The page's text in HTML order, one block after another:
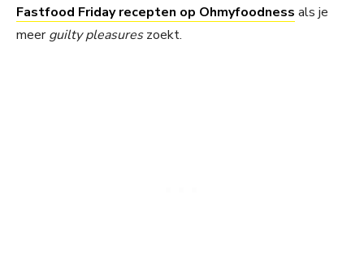
Fastfood Friday recepten op Ohmyfoodness als je
meerguilty pleasureszoekt.